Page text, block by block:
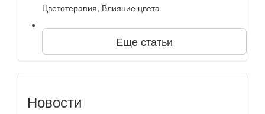
Цветотерапия, Влияние цвета
Еще статьи
Новости